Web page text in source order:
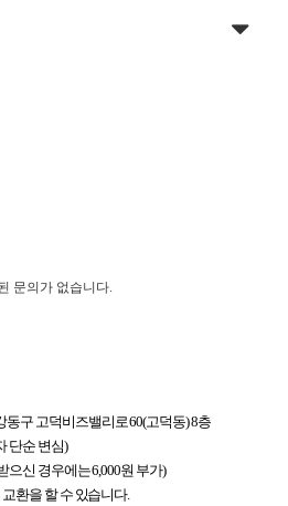
문의가 없습니다.
동구 고덕비즈밸리로 60(고덕동) 8층
단순 변심)
으신 경우에는 6,000원 부가)
환을 할 수 있습니다.